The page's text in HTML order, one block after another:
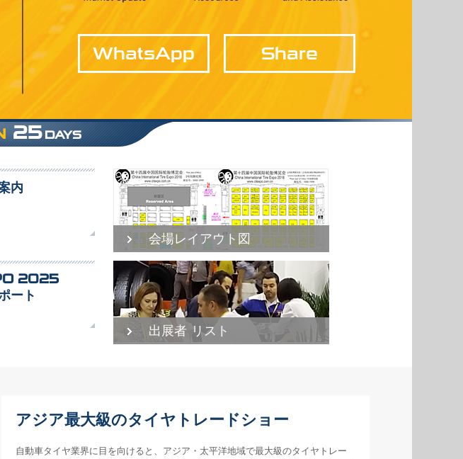
Share
WhatsApp
25 DAYS
内
会場レイアウト図
2025
ート
出展者 リスト
アジア最大級のタイヤトレードショー
自動車タイヤ業界に目を向けると、アジア・太平洋地域で最大級のタイヤトレー